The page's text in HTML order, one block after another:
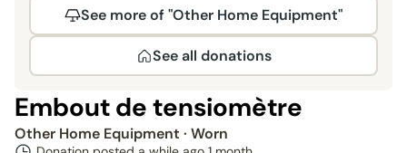
See more of "Other Home Equipment"
See all donations
Embout de tensiomètre
Other Home Equipment · Worn